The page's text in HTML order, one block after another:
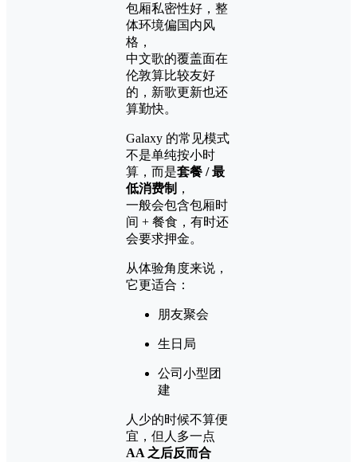
包厢私密性好，整
体环境偏国内风
格，
中文歌的覆盖面在
伦敦算比较友好
的，新歌更新也还
算勤快。
Galaxy 的常见模式
不是单纯按小时
算，而是套餐 / 最
低消费制 ，
一般会包含包厢时
间 + 餐食，有时还
会要求押金。
从体验角度来说，
它更适合：
朋友聚会
生日局
公司小型团
建
人少的时候不算便
宜，但人多一点
AA 之后反而合